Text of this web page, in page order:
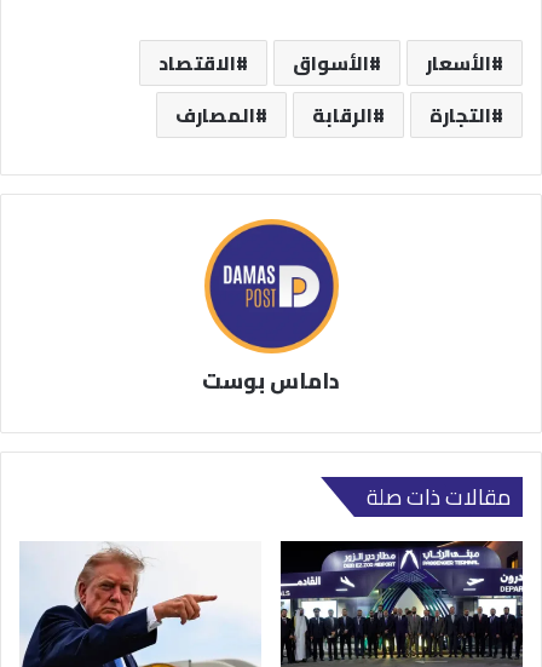
الأسعار الأسواق
الاقتصاد
التجارة
الرقابة المصارف
داماس بوست
مقالات ذات صلة